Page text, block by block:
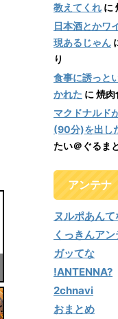
教えてくれ に
日本酒とかワ
現あるじゃん
り
食事に誘っと
かれた に 焼肉
マクドナルド
(90分)を出し
たい＠ぐるま
アンテナ
ヌルポあんて
くっきんア
ガッてな
!ANTENNA?
2chnavi
おまとめ